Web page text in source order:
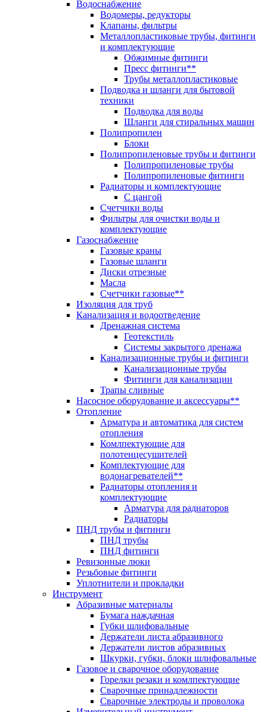
Водоснабжение
Водомеры, редукторы
Клапаны, фильтры
Металлопластиковые трубы, фитинги
и комплектующие
Обжимные фитинги
Пресс фитинги**
Трубы металлопластиковые
Подводка и шланги для бытовой
техники
Подводка для воды
Шланги для стиральных машин
Полипропилен
Блоки
Полипропиленовые трубы и фитинги
Полипропиленовые трубы
Полипропиленовые фитинги
Радиаторы и комплектующие
С цангой
Счетчики воды
Фильтры для очистки воды и
комплектующие
Газоснабжение
Газовые краны
Газовые шланги
Диски отрезные
Масла
Счетчики газовые**
Изоляция для труб
Канализация и водоотведение
Дренажная система
Геотекстиль
Системы закрытого дренажа
Канализационные трубы и фитинги
Канализационные трубы
Фитинги для канализации
Трапы сливные
Насосное оборудование и аксессуары**
Отопление
Арматура и автоматика для систем
отопления
Комлпектующие для
полотенцесушителей
Комплектующие для
водонагревателей**
Радиаторы отопления и
комплектующие
Арматура для радиаторов
Радиаторы
ПНД трубы и фитинги
ПНД трубы
ПНД фитинги
Ревизонные люки
Резьбовые фитинги
Уплотнители и прокладки
Инструмент
Абразивные материалы
Бумага наждачная
Губки шлифовальные
Держатели листа абразивного
Держатели листов абразивных
Шкурки, губки, блоки шлифовальные
Газовое и сварочное оборудование
Горелки резаки и комлпектующие
Сварочные принадлежности
Сварочные электроды и проволока